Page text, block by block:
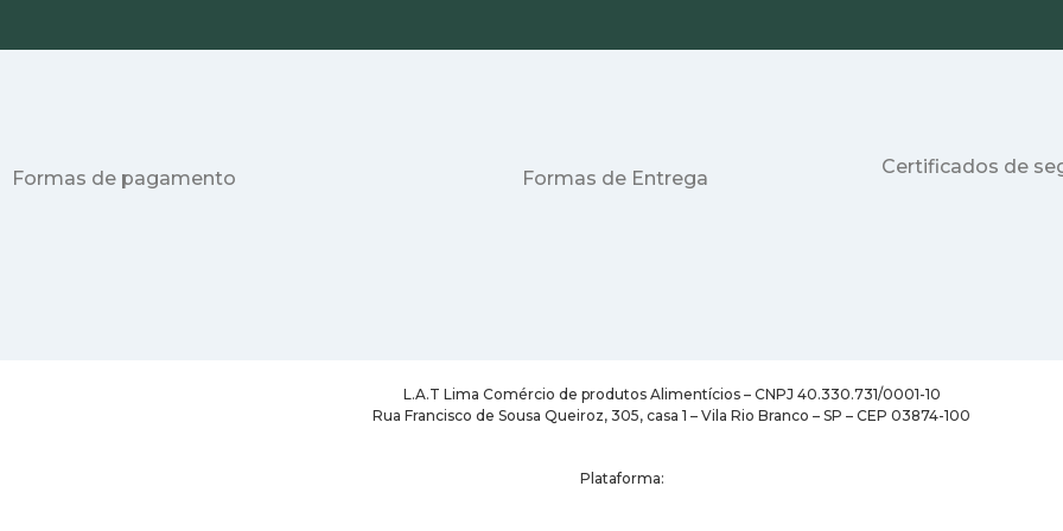
Formas de pagamento Formas de Entrega
Certificados de
L.A.T Lima Comércio de produtos Alimentícios – CNPJ 40.330.731/0001-10
Rua Francisco de Sousa Queiroz, 305, casa 1 – Vila Rio Branco – SP – CEP 03874-100
Plataforma: